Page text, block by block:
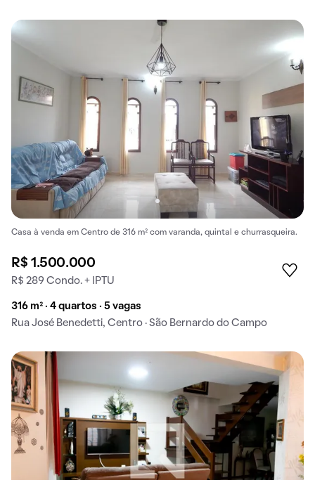
Casa à venda em Centro de 316 m² com varanda, quintal e churrasqueira.
R$ 1.500.000
R$ 289 Condo. + IPTU
316 m² · 4 quartos · 5 vagas
Rua José Benedetti, Centro · São Bernardo do Campo